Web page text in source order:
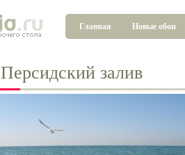
Главная Новые обои
Персидский залив